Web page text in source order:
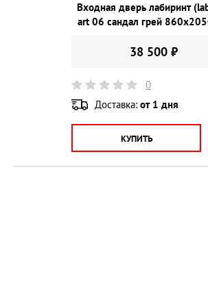
Входная дверь лабиринт
art 06 сандал грей
38 500 ₽
0
Доставка: от 1 дня
КУПИТЬ